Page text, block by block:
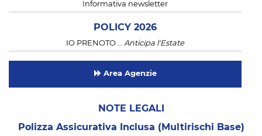
Informativa newsletter
POLICY 2026
IO PRENOTO … Anticipa l'Estate
Area Agenzie
NOTE LEGALI
Polizza Assicurativa Inclusa (Multirischi Base)